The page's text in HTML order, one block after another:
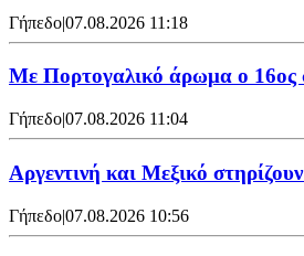
Γήπεδο|07.08.2026 11:18
Με Πορτογαλικό άρωμα ο 16ος
Γήπεδο|07.08.2026 11:04
Αργεντινή και Μεξικό
Γήπεδο|07.08.2026 10:56